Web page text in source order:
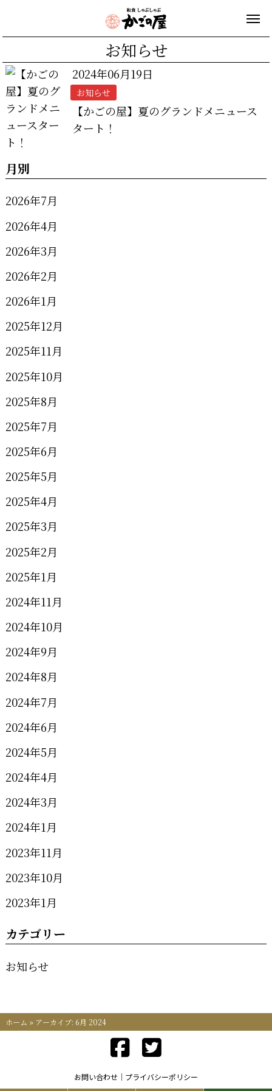
お知らせ
2024年06月19日
お知らせ
【かごの屋】夏のグランドメニュース
タート！
月別
2026年7月
2026年4月
2026年3月
2026年2月
2026年1月
2025年12月
2025年11月
2025年10月
2025年8月
2025年7月
2025年6月
2025年5月
2025年4月
2025年3月
2025年2月
2025年1月
2024年11月
2024年10月
2024年9月
2024年8月
2024年7月
2024年6月
2024年5月
2024年4月
2024年3月
2024年1月
2023年11月
2023年10月
2023年1月
カテゴリー
お知らせ
ホーム » アーカイブ: 6月 2024
お問い合わせ プライバシーポリシー